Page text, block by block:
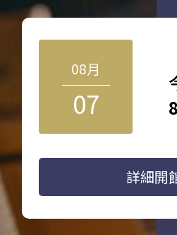
08月
07
詳細開